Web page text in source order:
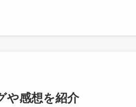
や感想を紹介